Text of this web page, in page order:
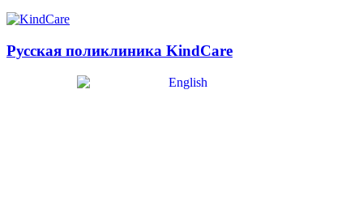
Русская поликлиника KindCare